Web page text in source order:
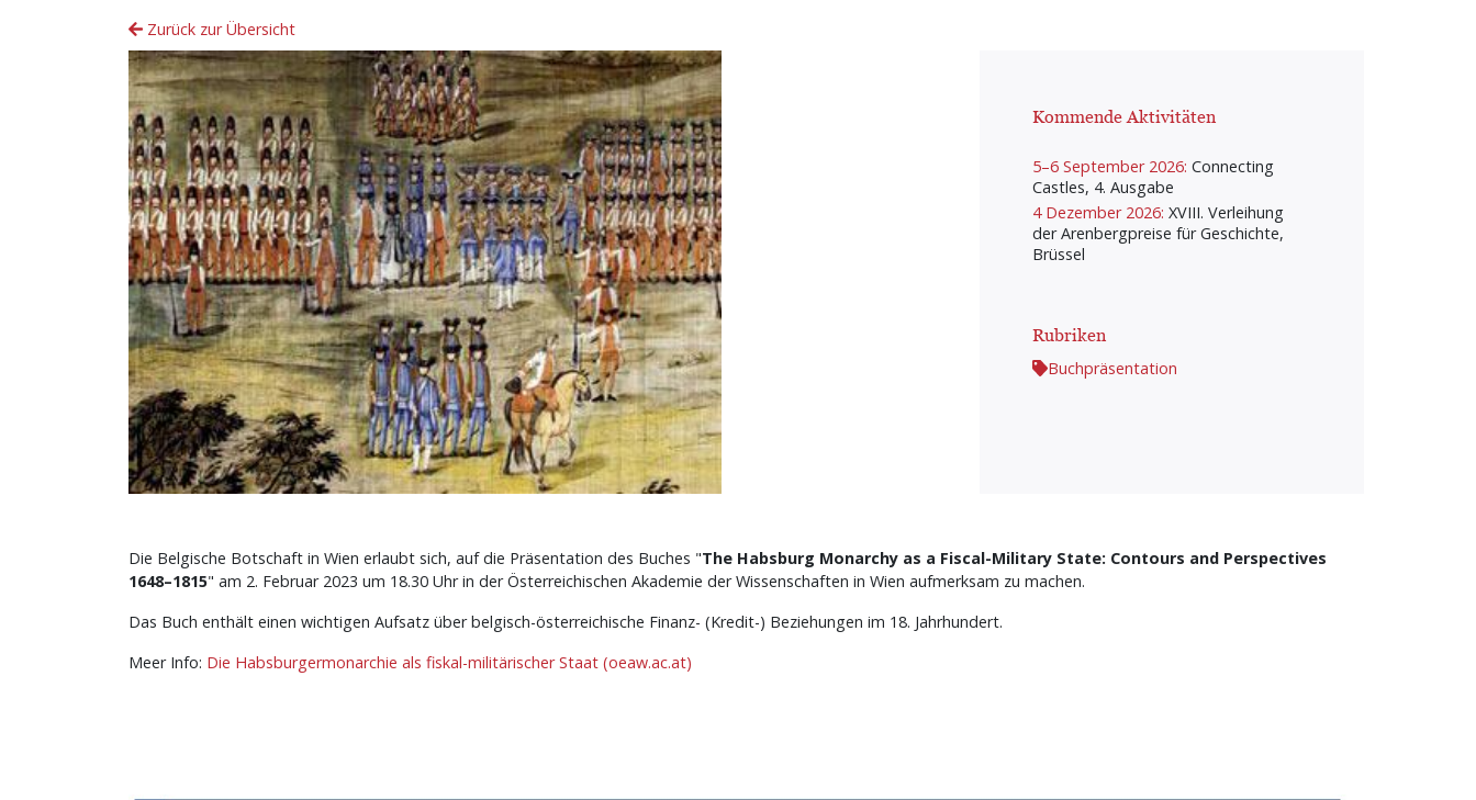
Zurück zur Übersicht
Kommende Aktivitäten
5–6 September 2026: Connecting
Castles, 4. Ausgabe
4 Dezember 2026: XVIII. Verleihung
der Arenbergpreise für Geschichte,
Brüssel
Rubriken
Buchpräsentation
Die Belgische Botschaft in Wien erlaubt sich, auf die Präsentation des Buches "The Habsburg Monarchy as a Fiscal-Military State: Contours and Perspectives
1648–1815" am 2. Februar 2023 um 18.30 Uhr in der Österreichischen Akademie der Wissenschaften in Wien aufmerksam zu machen.
Das Buch enthält einen wichtigen Aufsatz über belgisch-österreichische Finanz- (Kredit-) Beziehungen im 18. Jahrhundert.
Meer Info: Die Habsburgermonarchie als fiskal-militärischer Staat (oeaw.ac.at)